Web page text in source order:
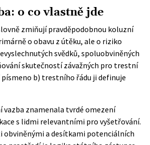
o co vlastně jde
zmiňují pravděpodobnou koluzní
o obavu z útěku, ale o riziko
svědků, spoluobviněných
skutečností závažných pro trestní
b) trestního řádu ji definuje
vazba znamenala tvrdé omezení
s lidmi relevantními pro vyšetřování.
obviněnými a desítkami potenciálních